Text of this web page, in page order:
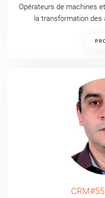
Opérateurs de machines
la transformation